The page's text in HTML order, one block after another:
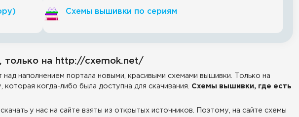
Схемы вышивки по сериям
только на http://cxemok.net/
наполнением портала новыми, красивыми схемами вышивки. Только на
когда-либо была доступна для скачивания. Схемы вышивки, где есть
у нас на сайте взяты из открытых источников. Поэтому, на сайте схемы